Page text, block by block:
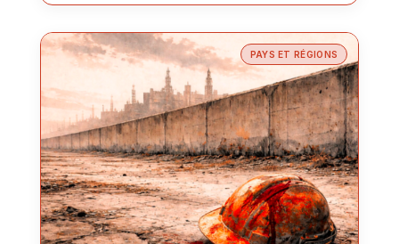
PAYS ET RÉGIONS